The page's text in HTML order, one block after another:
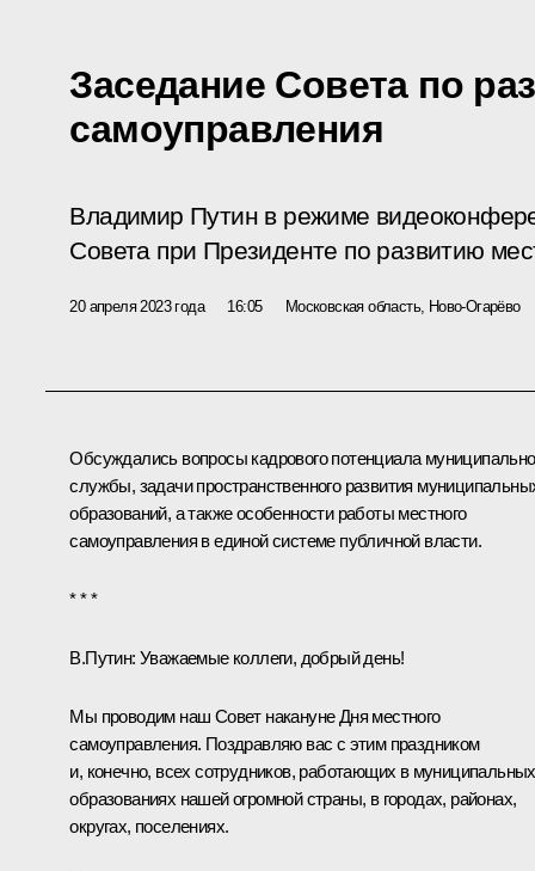
Заседание Совета по
самоуправления
Владимир Путин в режиме
Совета при Президенте по развитию
20 апреля 2023 года 16:05 Московская область, Ново-Огарёво
Обсуждались вопросы кадрового потенциала
службы, задачи пространственного развития
образований, а также особенности работы местного
самоуправления в единой системе публичной власти.
* * *
В.Путин: Уважаемые коллеги, добрый день!
Мы проводим наш Совет накануне Дня местного
самоуправления. Поздравляю вас с этим праздником
и, конечно, всех сотрудников, работающих в муниципальных
образованиях нашей огромной страны, в городах, районах,
округах, поселениях.